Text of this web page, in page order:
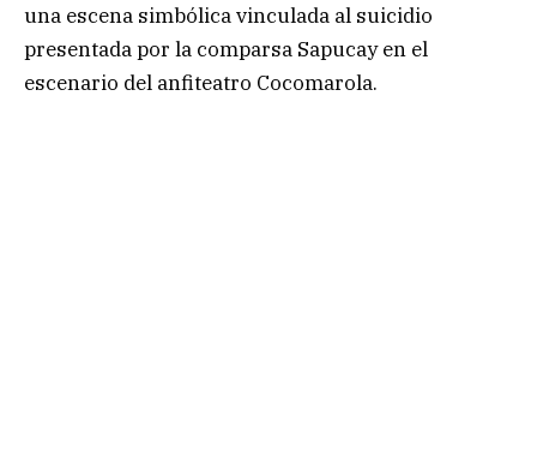
una escena simbólica vinculada al suicidio
presentada por la comparsa Sapucay en el
escenario del anfiteatro Cocomarola.